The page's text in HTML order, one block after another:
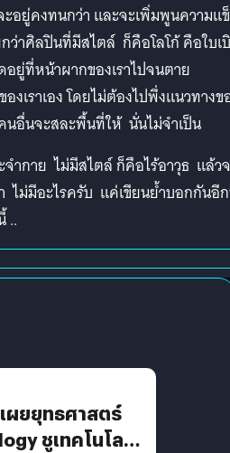
ะอยู่คงทนกว่า และจะเพิ่มพูนความแ
กว่าศิลปินที่มีสไตล์ ก็คือโลโก้ คือใบเ
ยู่ที่หน้าผากของเราไปจนตาย
งเราเอง โดยไม่ต้องไปพึ่งแนวทางข
นอื่นจะสละพื้นที่ให้ นั่นไม่จำเป็น
ำกาย ไม่มีสไตล์ ก็คือไร้อาวุธ แล้ว
ไม่มีอะไรครับ แค่เขียนย้ำบอกกันอี
..
เผยยุทธศาสตร์
ชูเทคโนโลยี